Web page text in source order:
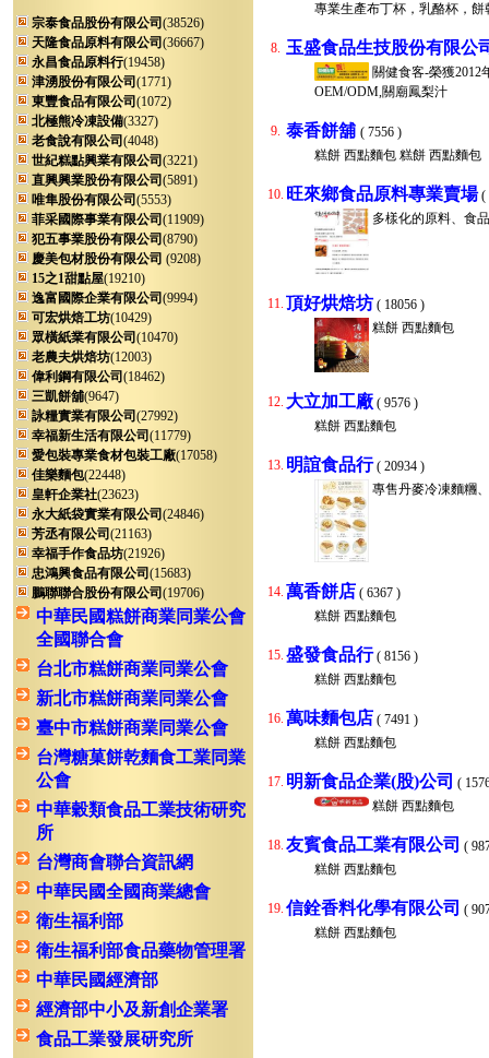
宗泰食品股份有限公司 (38526)
天隆食品原料有限公司 (36667)
永昌食品原料行(19458)
津湧股份有限公司 (1771)
東豐食品有限公司 (1072)
北極熊冷凍設備(3327)
老食說有限公司 (4048)
世紀糕點興業有限公司 (3221)
直興興業股份有限公司 (5891)
唯隼股份有限公司 (5553)
菲采國際事業有限公司 (11909)
犯五事業股份有限公司 (8790)
慶美包材股份有限公司 (9208)
15之1甜點屋(19210)
逸富國際企業有限公司 (9994)
可宏烘焙工坊(10429)
眾橫紙業有限公司 (10470)
老農夫烘焙坊(12003)
偉利鋼有限公司 (18462)
三凱餅舖(9647)
詠糧實業有限公司 (27992)
幸福新生活有限公司 (11779)
愛包裝專業食材包裝工廠(17058)
佳樂麵包(22448)
皇軒企業社(23623)
永大紙袋實業有限公司 (24846)
芳丞有限公司 (21163)
幸福手作食品坊(21926)
忠鴻興食品有限公司 (15683)
鵬聯聯合股份有限公司 (19706)
中華民國糕餅商業同業公會
全國聯合會
台北市糕餅商業同業公會
新北市糕餅商業同業公會
臺中市糕餅商業同業公會
台灣糖菓餅乾麵食工業同業
公會
中華穀類食品工業技術研究
所
台灣商會聯合資訊網
中華民國全國商業總會
衛生福利部
衛生福利部食品藥物管理署
中華民國經濟部
經濟部中小及新創企業署
食品工業發展研究所
專業生產布丁杯，乳酪杯，
8. 玉盛食品生技股份有限公
關健食客-榮獲2012
OEM/ODM,關廟鳳梨汁
9. 泰香餅舖 ( 7556 )
糕餅 西點麵包 糕餅 西點麵包
10. 旺來鄉食品原料專業賣場(
多樣化的原料、食
11. 頂好烘焙坊 ( 18056 )
糕餅 西點麵包
12. 大立加工廠 ( 9576 )
糕餅 西點麵包
13. 明誼食品行( 20934 )
專售丹麥冷凍麵糰
14. 萬香餅店 ( 6367 )
糕餅 西點麵包
15. 盛發食品行( 8156 )
糕餅 西點麵包
16. 萬味麵包店 ( 7491 )
糕餅 西點麵包
17. 明新食品企業(股)公司 (
糕餅 西點麵包
18. 友賓食品工業有限公司 (
糕餅 西點麵包
19. 信銓香料化學有限公司 (
糕餅 西點麵包